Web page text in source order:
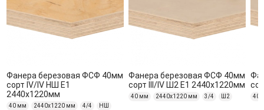
Фанера березовая ФСФ 40мм
сорт IV/IV НШ Е1
2440x1220мм
40 мм 2440х1220 мм 4/4 НШ
Фанера березовая ФСФ 40мм
сорт III/IV Ш2 Е1 2440x1220мм
40 мм 2440х1220 мм 3/4 Ш2 40